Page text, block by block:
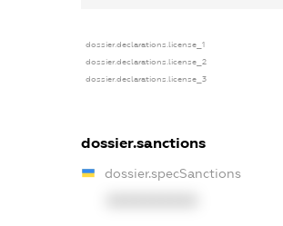
dossier.declarations.license_1
dossier.declarations.license_2
dossier.declarations.license_3
dossier.sanctions
dossier.specSanctions